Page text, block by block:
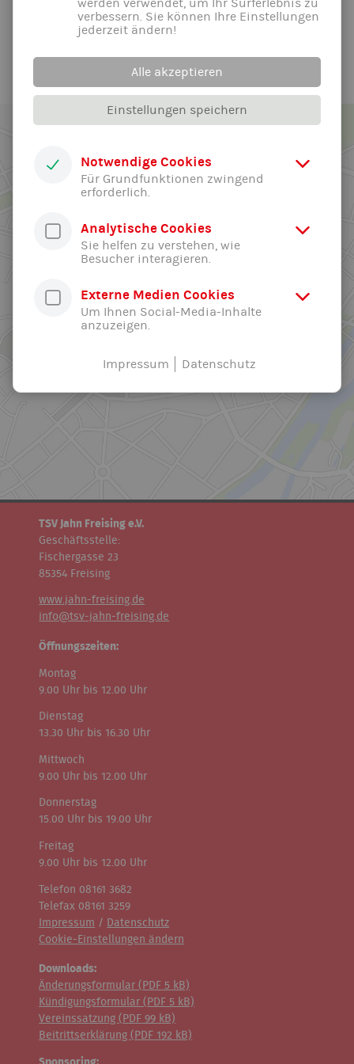
Alle News der Abteilung ...
TSV Jahn Freising e.V.
Geschäftsstelle:
Fischergasse 23
85354 Freising
www.jahn-freising.de
info@tsv-jahn-freising.de
Öffnungszeiten:
Montag
9.00 Uhr bis 12.00 Uhr
Dienstag
13.30 Uhr bis 16.30 Uhr
Mittwoch
9.00 Uhr bis 12.00 Uhr
Donnerstag
15.00 Uhr bis 19.00 Uhr
Freitag
9.00 Uhr bis 12.00 Uhr
Telefon 08161 3682
Telefax 08161 3259
Impressum / Datenschutz
Cookie-Einstellungen ändern
Downloads:
Änderungsformular ( PDF 5 kB)
Kündigungsformular ( PDF 5 kB)
Vereinssatzung ( PDF 99 kB)
Beitrittserklärung ( PDF 192 kB)
werden verwendet, um Ihr Surferlebnis zu
verbessern. Sie können Ihre Einstellungen
jederzeit ändern!
Alle akzeptieren
Einstellungen speichern
Notwendige Cookies
Für Grundfunktionen zwingend
erforderlich.
Analytische Cookies
Sie helfen zu verstehen, wie
Besucher interagieren.
Externe Medien Cookies
Um Ihnen Social-Media-Inhalte
anzuzeigen.
Impressum Datenschutz